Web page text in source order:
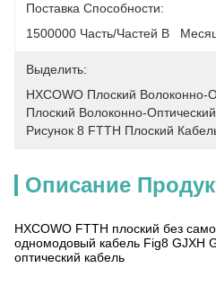
Поставка Способности:
1500000 Часть/частей В
Выделить:
HXCOWO Плоский Волоконно-
Плоский Волоконно-
Рисунок 8 FTTH Плоский
Описание
HXCOWO FTTH плоский без
одномодовый кабель Fig8 GJXH
оптический кабель